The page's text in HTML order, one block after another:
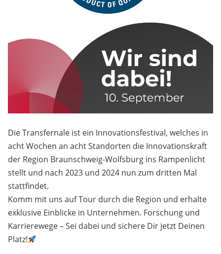
Die Transfernale ist ein Innovationsfestival, welches in
acht Wochen an acht Standorten die Innovationskraft
der Region Braunschweig-Wolfsburg ins Rampenlicht
stellt und nach 2023 und 2024 nun zum dritten Mal
stattfindet.
Komm mit uns auf Tour durch die Region und erhalte
exklusive Einblicke in Unternehmen. Forschung und
Karrierewege – Sei dabei und sichere Dir jetzt Deinen
Platz!